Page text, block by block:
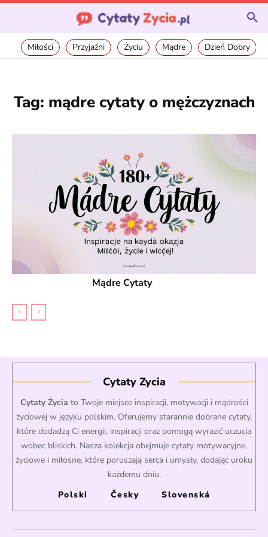
Miłości Przyjaźni Życiu Mądre Dzień Dobry
Tag: mądre cytaty o mężczyznach
Mądre Cytaty
Cytaty Zycia
Cytaty Życia to Twoje miejsce inspiracji, motywacji i mądrości
życiowej w języku polskim. Oferujemy starannie dobrane cytaty,
które dodadzą Ci energii, inspiracji oraz pomogą wyrazić uczucia
wobec bliskich. Nasza kolekcja obejmuje cytaty motywacyjne,
życiowe i miłosne, które poruszają serca i umysły, dodając uroku
każdemu dniu.
Polski
Česky Slovenská